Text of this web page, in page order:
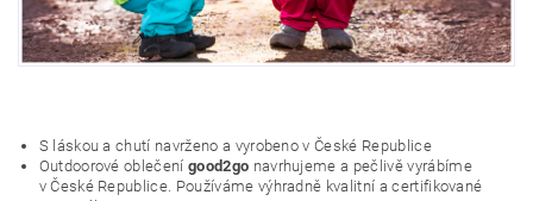
S láskou a chutí navrženo a vyrobeno v České Republice
Outdoorové oblečení good2go navrhujeme a pečlivě vyrábíme
v České Republice. Používáme výhradně kvalitní a certifikované